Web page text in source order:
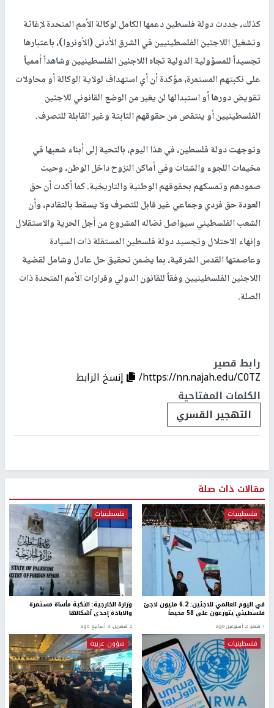
كذلك، جددت دولة فلسطين دعمها الكامل لوكالة الأمم المتحدة لإغاثة
وتشغيل اللاجئين الفلسطينيين في الشرق الأدنى (الأونروا)، باعتبارها
تجسيداً للمسؤولية الدولية تجاه اللاجئين الفلسطينيين وشاهداً أممياً
على نكبتهم المستمرة، مؤكدة أن أي استهداف لولاية الوكالة أو محاولات
تقويض دورها أو استبدالها لن يغير من الوضع القانوني للاجئين
الفلسطينيين أو ينتقص من حقوقهم الثابتة وغير القابلة للتصرف.
وتوجهت دولة فلسطين، في هذا اليوم، بالتحية إلى أبناء شعبها في
مخيمات اللجوء والشتات وفي أماكن النزوح داخل الوطن، وحيت
صمودهم وتمسكهم بحقوقهم الوطنية والتاريخية. كما أكدت أن حق
العودة حق فردي وجماعي غير قابل للتصرف ولا يسقط بالتقادم، وأن
الشعب الفلسطيني سيواصل نضاله المشروع من أجل الحرية والاستقلال
وإنهاء الاحتلال وتجسيد دولة فلسطين المستقلة ذات السيادة
وعاصمتها القدس الشرقية، بما يضمن تحقيق حل عادل وشامل لقضية
اللاجئين الفلسطينيين وفقاً للقانون الدولي وقرارات الأمم المتحدة ذات
الصلة.
رابط قصير
https://nn.najah.edu/C0TZ/
إنسخ الرابط
الكلمات المفتاحية
التهجير القسري
مقالات ذات صلة
فلسطينيات
في اليوم العالمي للاجئين: 6.2 مليون لاجئ
فلسطيني يتوزعون على 58 مخيماً
1 شهر، 2 أسبوعين ago
فلسطينيات
وزارة الخارجية: النكبة مأساة مستمرة
والابادة إحدى أشكالها
2 شهرين، 3 أسابيع ago
فلسطينيات شؤون عربية